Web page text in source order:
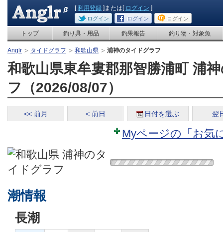
[利用登録 ]または[ ログイン ]
ログイン ログイン ログイン
トップ 釣り具・用品 釣果報告 釣り物・対象魚
Anglr タイドグラフ 和歌山県 浦神のタイドグラフ
和歌山県東牟婁郡那智勝浦町 浦
フ（2026/08/07）
<< 前月 < 前日 日付を選ぶ 翌
Myページの「お気
潮情報
長潮